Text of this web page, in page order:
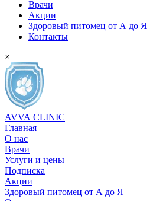
Врачи
Акции
Здоровый питомец от А до Я
Контакты
×
AVVA CLINIC
Главная
О нас
Врачи
Услуги и цены
Подписка
Акции
Здоровый питомец от А до Я